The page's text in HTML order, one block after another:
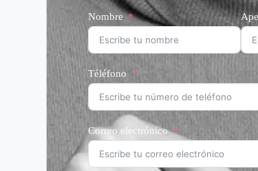
Nombre
Téléfono
Correo electrónico